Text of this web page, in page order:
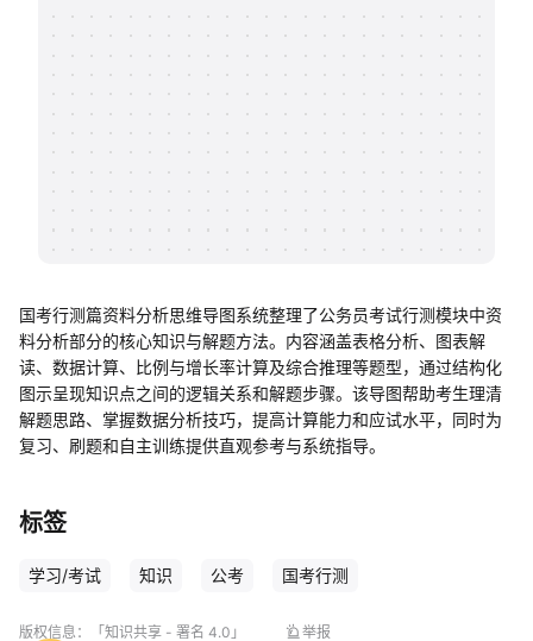
帮助中心
知识分享社区
国考行测篇资料分析思维导图系统整理了公务员考试行测模块中资
料分析部分的核心知识与解题方法。内容涵盖表格分析、图表解
读、数据计算、比例与增长率计算及综合推理等题型，通过结构化
图示呈现知识点之间的逻辑关系和解题步骤。该导图帮助考生理清
解题思路、掌握数据分析技巧，提高计算能力和应试水平，同时为
复习、刷题和自主训练提供直观参考与系统指导。
标签
学习/考试 知识 公考 国考行测
版权信息： 「知识共享 - 署名 4.0」 举报